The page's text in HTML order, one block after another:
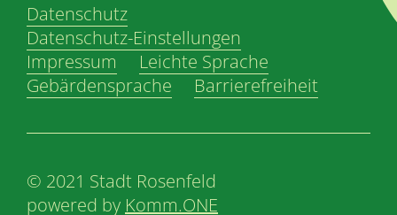
Datenschutz
Datenschutz-Einstellungen
Impressum
Leichte Sprache
Gebärdensprache
Barrierefreiheit
© 2021 Stadt Rosenfeld
powered by Komm.ONE